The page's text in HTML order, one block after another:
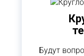
Будут